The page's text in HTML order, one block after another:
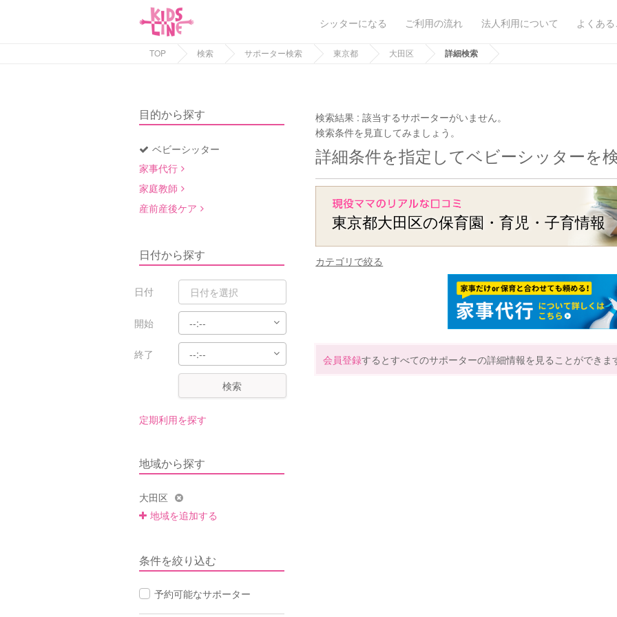
シッターになる ご利用の流れ 法人利用について よくあ
TOP 検索 サポーター検索 東京都 大田区 詳細検索
目的から探す
ベビーシッター
家事代行
家庭教師
産前産後ケア
日付から探す
日付
開始
終了
検索
定期利用を探す
地域から探す
大田区
地域を追加する
条件を絞り込む
予約可能なサポーター
検索結果 :該当するサポーターがいません。
検索条件を見直してみましょう。
詳細条件を指定してベビーシッターを
東京都大田区の保育園・育児・子育情報
カテゴリで絞る
会員登録するとすべてのサポーターの詳細情報を見ることができま